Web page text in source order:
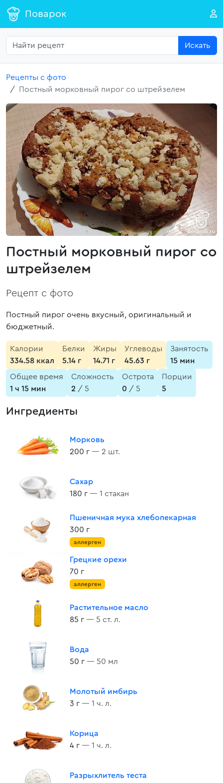
Поварок
Искать
Рецепты с фото
Постный морковный пирог со штрейзелем
Постный морковный пирог со
штрейзелем
Рецепт с фото
Постный пирог очень вкусный, оригинальный и
бюджетный.
Калории
334.58 ккал
Белки
5.14 г
Жиры
14.71 г
Углеводы
45.63 г
Занятость
15 мин
Общее время
1 ч 15 мин
Сложность
2 / 5
Острота
0 / 5
Порции
5
Ингредиенты
Морковь
200 г — 2 шт.
Сахар
180 г — 1 стакан
Пшеничная мука хлебопекарная
300 г
аллерген
Грецкие орехи
70 г
аллерген
Растительное масло
85 г — 5 ст. л.
Вода
50 г — 50 мл
Молотый имбирь
3 г — 1 ч. л.
Корица
4 г — 1 ч. л.
Разрыхлитель теста